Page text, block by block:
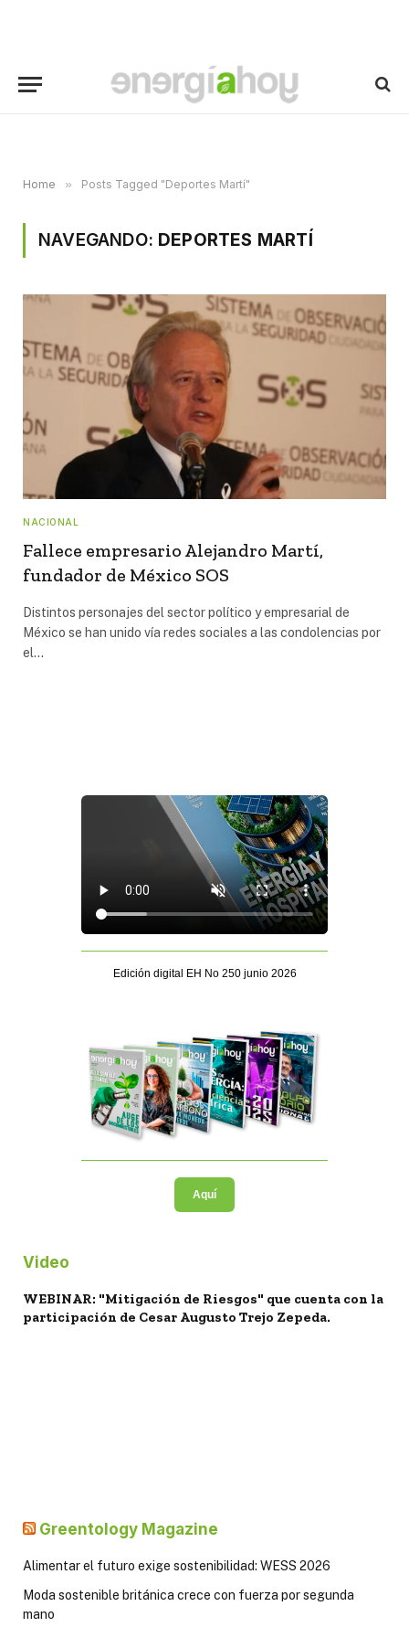
Home » Posts Tagged "Deportes Martí"
NAVEGANDO: DEPORTES MARTÍ
NACIONAL
Fallece empresario Alejandro Martí,
fundador de México SOS
Distintos personajes del sector político y empresarial de
México se han unido vía redes sociales a las condolencias por
el…
Edición digital EH No 250 junio 2026
Aquí
Video
WEBINAR: "Mitigación de Riesgos" que cuenta con la
participación de Cesar Augusto Trejo Zepeda.
Greentology Magazine
Alimentar el futuro exige sostenibilidad: WESS 2026
Moda sostenible británica crece con fuerza por segunda
mano